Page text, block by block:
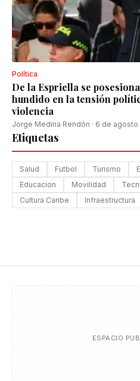
Política
De la Espriella se
hundido en la tensión
violencia
Jorge Medina Rendón · 6 de agosto
Etiquetas
Salud Futbol Turismo
Educacion
Movilidad
Cultura Caribe
Infraestructura
ESPACIO